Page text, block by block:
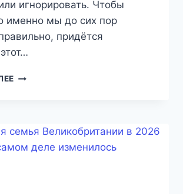
игнорировать. Чтобы
именно мы до сих пор
придётся
ПРОМЫШЛЕННАЯ
МЫ
ДО